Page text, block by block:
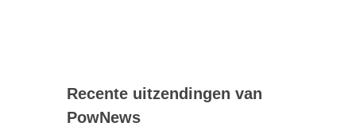
Recente uitzendingen van
PowNews